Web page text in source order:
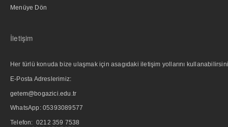
Menüye Dön
İletişim
Her türlü konuda bize ulaşmak için asagıdaki iletişim yollarını
E-Posta Adreslerimiz:
getem@bogazici.edu.tr
WhatsApp: 05393089577
Telefon: 0212 359 7538